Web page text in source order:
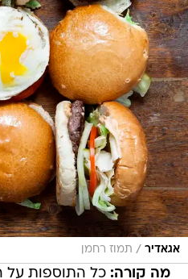
אגאדיר / תמוז רחמן
מה קורה: כל התוספות על